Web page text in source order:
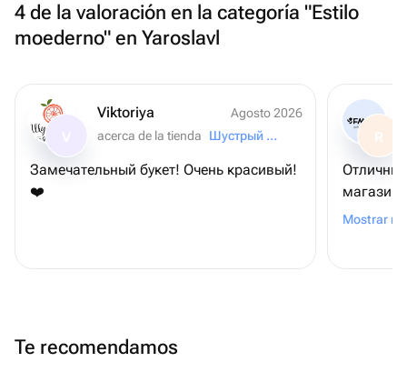
4 de la valoración en la categoría "Estilo
moederno" en Yaroslavl
Viktoriya
Agosto 2026
acerca de la tienda
Шустрый Фрукт
Замечательный букет! Очень красивый!
❤️
R
магазин.
Mostrar
Te recomendamos